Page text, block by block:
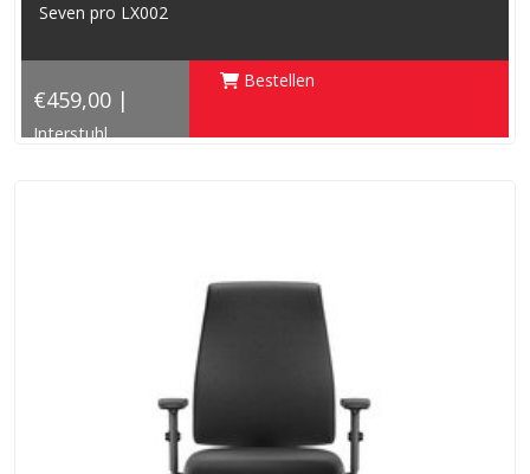
Seven pro LX002
€459,00 |
Interstuhl
Bestellen